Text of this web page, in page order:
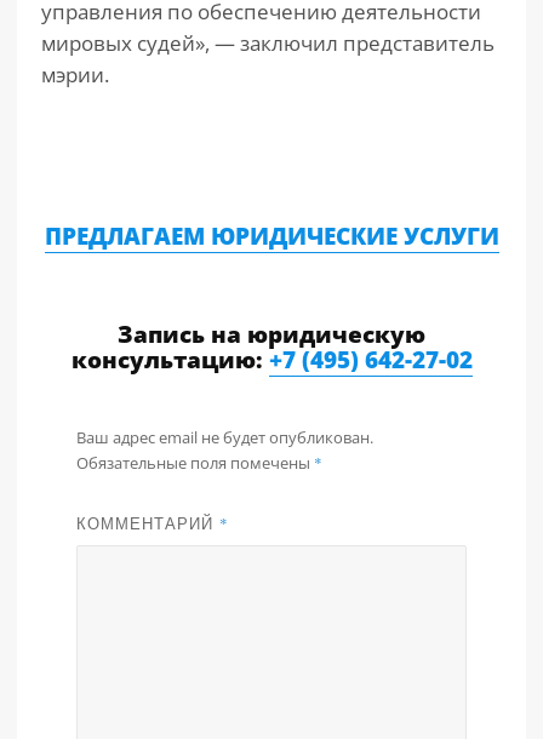
управления по обеспечению деятельности
мировых судей», — заключил представитель
мэрии.
ПРЕДЛАГАЕМ ЮРИДИЧЕСКИЕ УСЛУГИ
Запись на юридическую
консультацию: +7 (495) 642-27-02
Ваш адрес email не будет опубликован.
Обязательные поля помечены *
КОММЕНТАРИЙ *